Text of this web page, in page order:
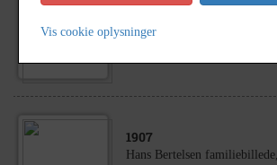
1930- 1940
Hans Jørgen Rasmussen, ca.
1907
Hans Bertelsen
Vis cookie oplysninger